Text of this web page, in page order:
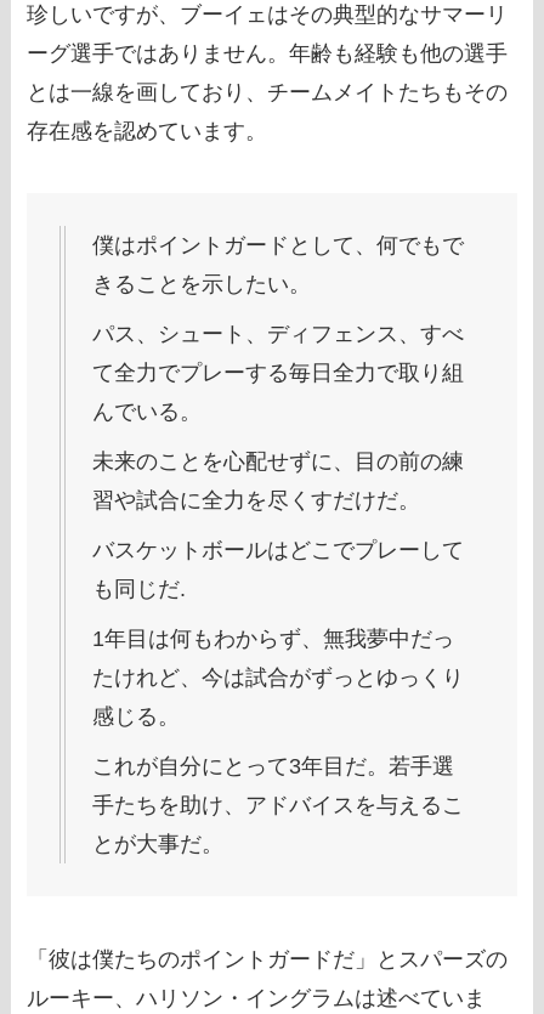
珍しいですが、ブーイェはその典型的なサマーリ
ーグ選手ではありません。年齢も経験も他の選手
とは一線を画しており、チームメイトたちもその
存在感を認めています。
僕はポイントガードとして、何でもで
きることを示したい。
パス、シュート、ディフェンス、すべ
て全力でプレーする毎日全力で取り組
んでいる。
未来のことを心配せずに、目の前の練
習や試合に全力を尽くすだけだ。
バスケットボールはどこでプレーして
も同じだ.
1年目は何もわからず、無我夢中だっ
たけれど、今は試合がずっとゆっくり
感じる。
これが自分にとって3年目だ。若手選
手たちを助け、アドバイスを与えるこ
とが大事だ。
「彼は僕たちのポイントガードだ」とスパーズの
ルーキー、ハリソン・イングラムは述べていま